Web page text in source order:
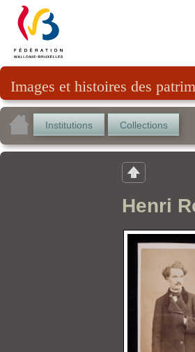
Images et histoires des
Institutions Collections
Henri